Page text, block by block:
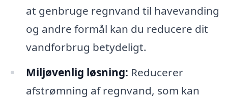
at genbruge regnvand til havevanding
og andre formål kan du reducere dit
vandforbrug betydeligt.
Miljøvenlig løsning: Reducerer
afstrømning af regnvand, som kan